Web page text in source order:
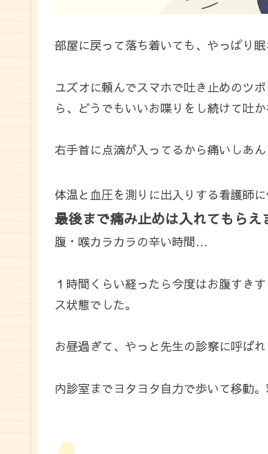
部屋に戻って落ち着いても、やっぱり眠
ユズオに頼んでスマホで吐き止めのツ
ら、どうでもいいお喋りをし続けて吐
右手首に点滴が入ってるから痛いしあ
体温と血圧を測りに出入りする看護師
最後まで痛み止めは入れてもらえ
腹・喉カラカラの辛い時間…
１時間くらい経ったら今度はお腹すき
ス状態でした。
お昼過ぎて、やっと先生の診察に呼ばれ
内診室までヨタヨタ自力で歩いて移動